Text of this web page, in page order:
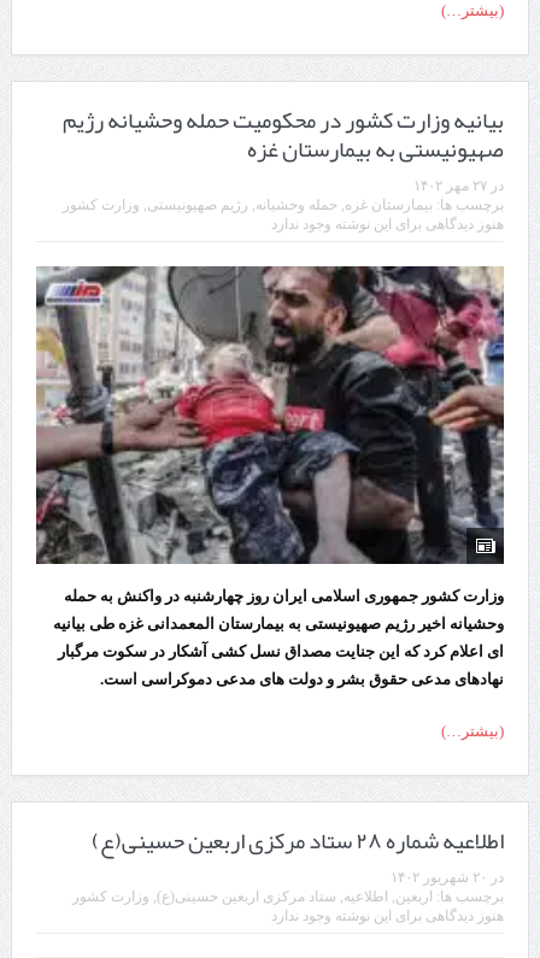
(بیشتر…)
بیانیه وزارت کشور در محکومیت حمله وحشیانه رژیم
صهیونیستی به بیمارستان غزه
در ۲۷ مهر ۱۴۰۲
برچسب ها: بیمارستان غزه حمله وحشیانه رژیم صهیونیستی وزارت کشور
هنوز دیدگاهی برای این نوشته وجود ندارد
وزارت کشور جمهوری اسلامی ایران روز چهارشنبه در واکنش به حمله
وحشیانه اخیر رژیم صهیونیستی به بیمارستان المعمدانی غزه طی بیانیه
ای اعلام کرد که این جنایت مصداق نسل کشی آشکار در سکوت مرگبار
نهادهای مدعی حقوق بشر و دولت های مدعی دموکراسی است.
(بیشتر…)
اطلاعیه شماره ۲۸ ستاد مرکزی اربعین حسینی(ع)
در
۲۰ شهریور ۱۴۰۲
برچسب ها: اربعین اطلاعیه ستاد مرکزی اربعین حسینی(ع), وزارت کشور
هنوز دیدگاهی برای این نوشته وجود ندارد